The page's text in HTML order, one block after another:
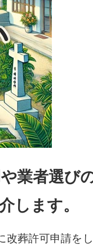
業者選び
します。
改葬許可申請を